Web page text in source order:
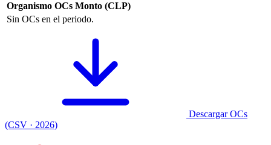
Organismo OCs Monto (CLP)
Sin OCs en el periodo.
Descargar OCs
(CSV · 2026)